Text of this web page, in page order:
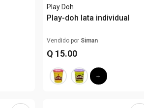
Play Doh
Play-doh lata individual
Vendido por Siman
Q 15.00